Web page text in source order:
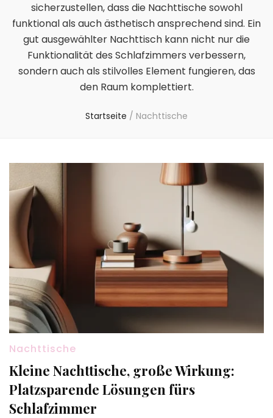
sicherzustellen, dass die Nachttische sowohl
funktional als auch ästhetisch ansprechend sind. Ein
gut ausgewählter Nachttisch kann nicht nur die
Funktionalität des Schlafzimmers verbessern,
sondern auch als stilvolles Element fungieren, das
den Raum komplettiert.
Startseite / Nachttische
Nachttische
Kleine Nachttische, große Wirkung:
Platzsparende Lösungen fürs
Schlafzimmer